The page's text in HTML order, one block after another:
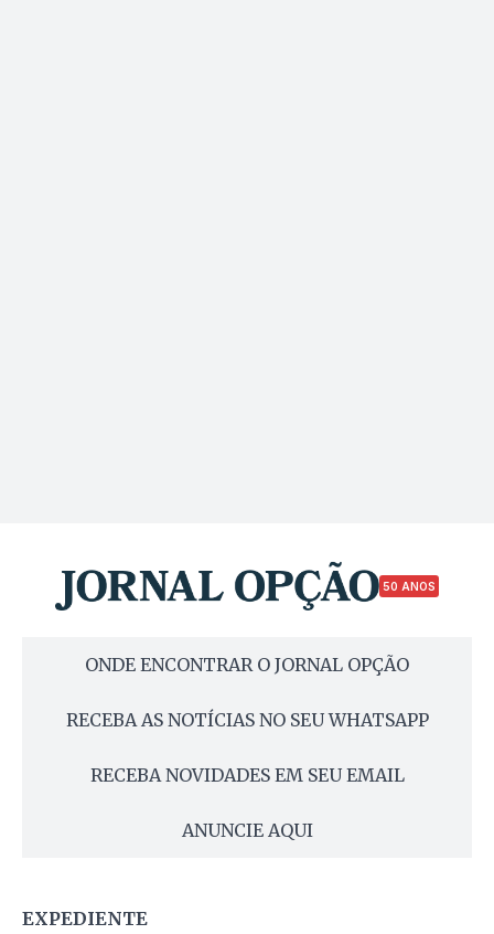
50 ANOS
ONDE ENCONTRAR O JORNAL OPÇÃO
RECEBA AS NOTÍCIAS NO SEU WHATSAPP
RECEBA NOVIDADES EM SEU EMAIL
ANUNCIE AQUI
EXPEDIENTE